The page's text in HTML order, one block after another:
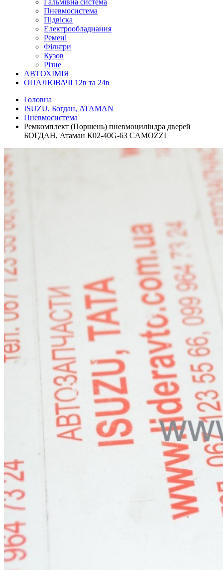
Гальмівна система
Пневмосистема
Підвіска
Електрообладнання
Ремені
Фільтри
Кузов
Різне
АВТОХІМІЯ
ОПАЛЮВАЧІ 12в та 24в
Головна
ISUZU, Богдан, ATAMAN
Пневмосистема
Ремкомплект (Поршень) пневмоциліндра дверей
БОГДАН, Атаман К02-40G-63 CAMOZZI